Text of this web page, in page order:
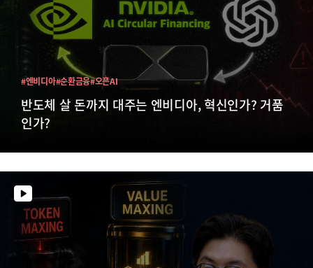
반도체 살 돈까지 대주는 엔비디아, 혁신인가? 거품
인가?
#엔비디아#순환금융#오픈AI